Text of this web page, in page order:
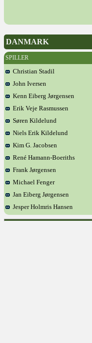
DANMARK
SPILLER
Christian Stadil
John Iversen
Kenn Eiberg Jørgensen
Erik Veje Rasmussen
Søren Kildelund
Niels Erik Kildelund
Kim G. Jacobsen
René Hamann-Boeriths
Frank Jørgensen
Michael Fenger
Jan Eiberg Jørgensen
Jesper Holmris Hansen